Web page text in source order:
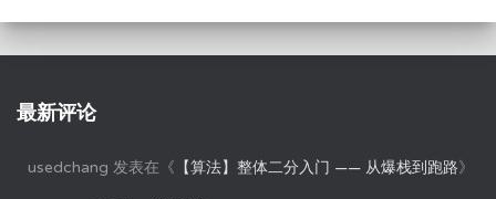
最新评论
usedchang 发表在《 【算法】整体二分入门 —— 从爆栈到跑路》